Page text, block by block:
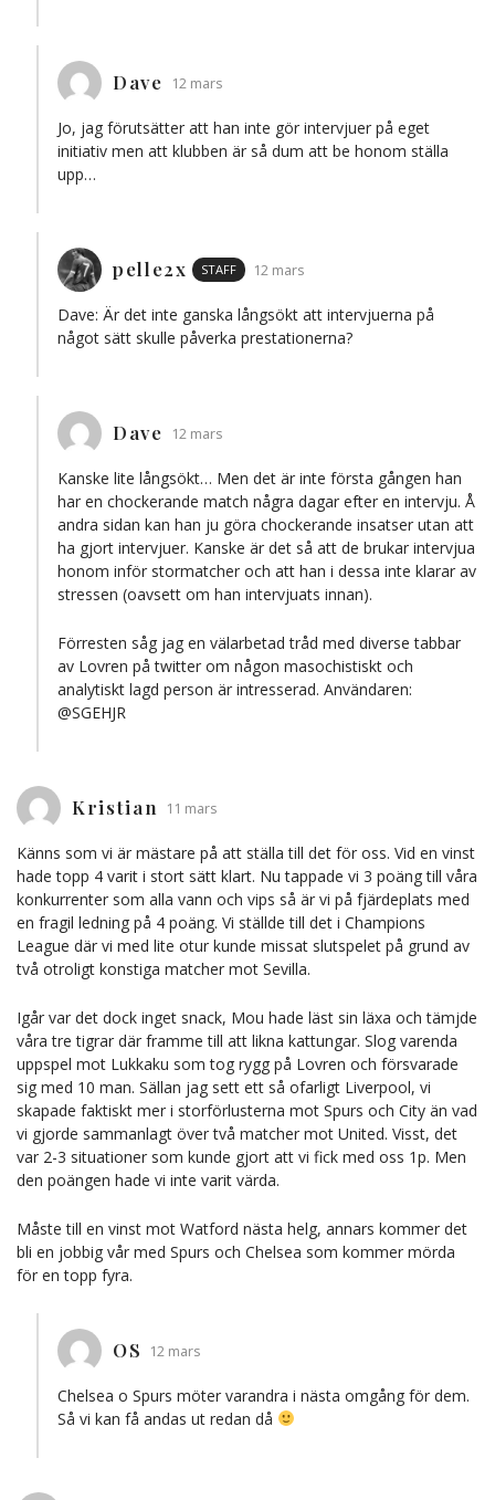
Dave 12 mars
Jo, jag förutsätter att han inte gör intervjuer på eget
initiativ men att klubben är så dum att be honom ställa
upp…
pelle2x STAFF 12 mars
Dave: Är det inte ganska långsökt att intervjuerna på
något sätt skulle påverka prestationerna?
Dave 12 mars
Kanske lite långsökt… Men det är inte första gången han
har en chockerande match några dagar efter en intervju. Å
andra sidan kan han ju göra chockerande insatser utan att
ha gjort intervjuer. Kanske är det så att de brukar intervjua
honom inför stormatcher och att han i dessa inte klarar av
stressen (oavsett om han intervjuats innan).
Förresten såg jag en välarbetad tråd med diverse tabbar
av Lovren på twitter om någon masochistiskt och
analytiskt lagd person är intresserad. Användaren:
@SGEHJR
Kristian 11 mars
Känns som vi är mästare på att ställa till det för oss. Vid en vinst
hade topp 4 varit i stort sätt klart. Nu tappade vi 3 poäng till våra
konkurrenter som alla vann och vips så är vi på fjärdeplats med
en fragil ledning på 4 poäng. Vi ställde till det i Champions
League där vi med lite otur kunde missat slutspelet på grund av
två otroligt konstiga matcher mot Sevilla.
Igår var det dock inget snack, Mou hade läst sin läxa och tämjde
våra tre tigrar där framme till att likna kattungar. Slog varenda
uppspel mot Lukkaku som tog rygg på Lovren och försvarade
sig med 10 man. Sällan jag sett ett så ofarligt Liverpool, vi
skapade faktiskt mer i storförlusterna mot Spurs och City än vad
vi gjorde sammanlagt över två matcher mot United. Visst, det
var 2-3 situationer som kunde gjort att vi fick med oss 1p. Men
den poängen hade vi inte varit värda.
Måste till en vinst mot Watford nästa helg, annars kommer det
bli en jobbig vår med Spurs och Chelsea som kommer mörda
för en topp fyra.
OS 12 mars
Chelsea o Spurs möter varandra i nästa omgång för dem.
Så vi kan få andas ut redan då